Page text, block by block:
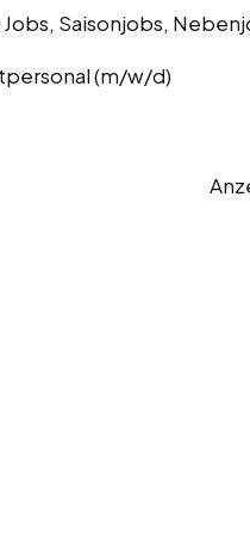
Saisonjobs,
(m/w/d)